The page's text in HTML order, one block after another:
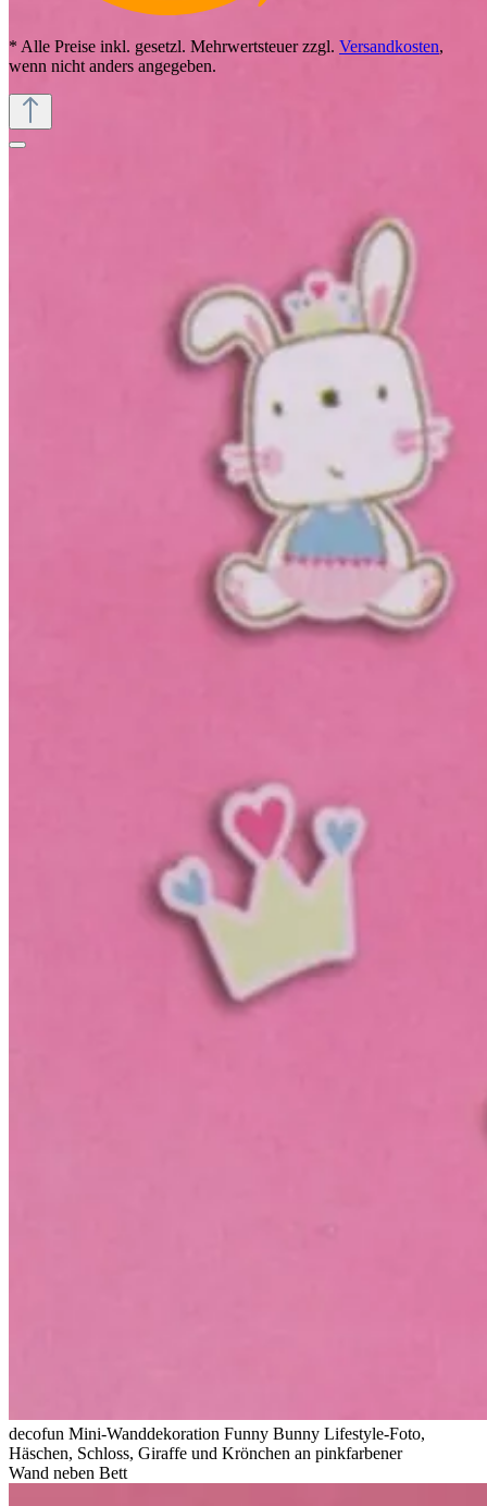
decofun Mini-Wanddekoration Funny Bunny Lifestyle-Foto,
Häschen, Schloss, Giraffe und Krönchen an pinkfarbener
Wand neben Bett
* Alle Preise inkl. gesetzl. Mehrwertsteuer zzgl. Versandkosten,
wenn nicht anders angegeben.